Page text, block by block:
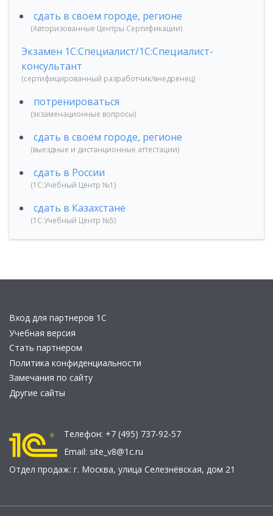
сдать в своем городе, регионе
(Авторизованные Центры Сертификации)
Экзамен 1С:Специалист/1С:Специалист-
консультант
(сертифицированный разработчик/внедренец)
потренироваться
(экзаменационные вопросы)
сдать в своем городе, регионе
(выездные и дистанционные аттестации)
сдать в России
(1С:Учебный Центр №1)
сдать в Казахстане
(1С:Учебный Центр №5)
Вход для партнеров 1С
Учебная версия
Стать партнером
Политика конфиденциальности
Замечания по сайту
Другие сайты
Телефон: +7 (495) 737-92-57
Email: site_v8@1c.ru
Отдел продаж: г. Москва, улица Селезнёвская, дом 21